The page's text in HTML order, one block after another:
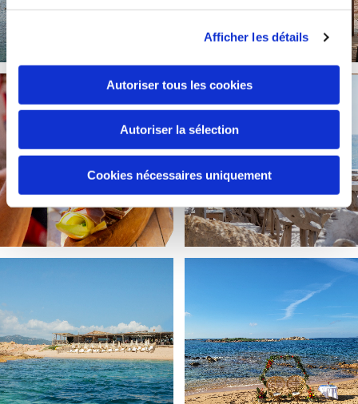
Afficher les détails
Autoriser tous les cookies
Autoriser la sélection
Cookies nécessaires uniquement